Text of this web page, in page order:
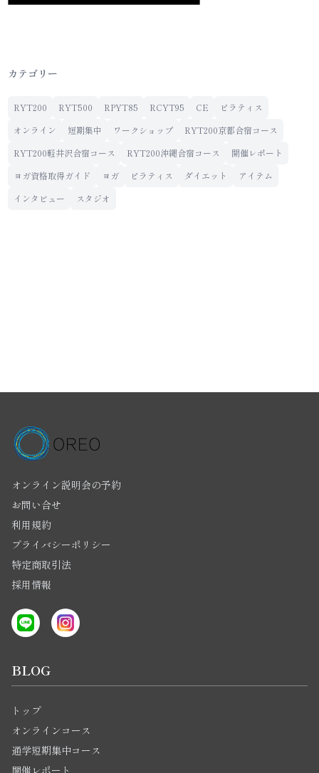
カテゴリー
RYT200 RYT500 RPYT85 RCYT95 CE
ピラティス
オンライン
短期集中 ワークショップ
RYT200京都合宿コース
RYT200軽井沢合宿コース
RYT200沖縄合宿コース
開催レポート
ヨガ資格取得ガイド
ヨガ ピラティス ダイエット
アイテム
インタビュー
スタジオ
オンライン説明会の予約
お問い合せ
利用規約
プライバシーポリシー
特定商取引法
採用情報
BLOG
トップ
オンラインコース
通学短期集中コース